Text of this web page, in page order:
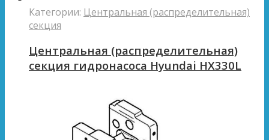
Категории: Центральная (распределительная)
секция
Центральная (распределительная)
секция гидронасоса Hyundai HX330L